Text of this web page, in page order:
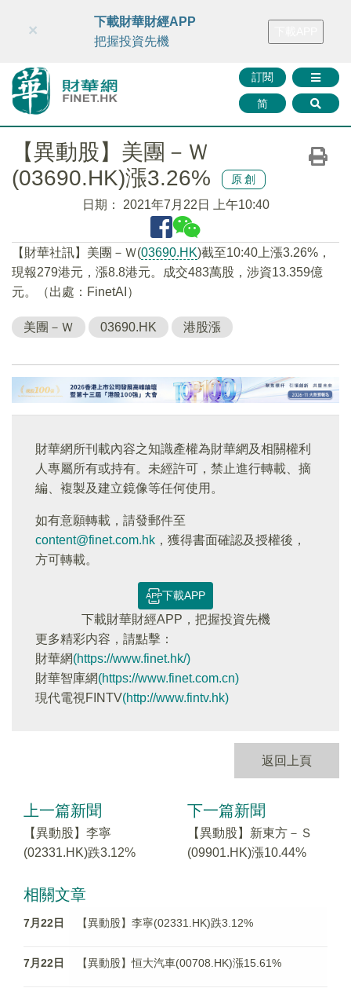
財華智庫網 FINTV FINMETA 財華證券 媒體矩陣
訂閱
简
×
下載財華財經APP
把握投資先機
【異動股】美團－Ｗ
(03690.HK)漲3.26%
原創
日期： 2021年7月22日 上午10:40
【財華社訊】美團－Ｗ(03690.HK)截至10:40上漲3.26%，
現報279港元，漲8.8港元。成交483萬股，涉資13.359億
元。（出處：FinetAI）
美團－Ｗ 03690.HK 港股漲
財華網所刊載內容之知識產權為財華網及相關權利
人專屬所有或持有。未經許可，禁止進行轉載、摘
編、複製及建立鏡像等任何使用。
如有意願轉載，請發郵件至
content@finet.com.hk ，獲得書面確認及授權後，
方可轉載。
下載APP
下載財華財經APP，把握投資先機
更多精彩内容，請點擊：
財華網(https://www.finet.hk/)
財華智庫網(https://www.finet.com.cn)
現代電視FINTV(http://www.fintv.hk)
返回上頁
上一篇新聞
【異動股】李寧
(02331.HK)跌3.12%
下一篇新聞
【異動股】新東方－Ｓ
(09901.HK)漲10.44%
相關文章
7月22日 【異動股】李寧(02331.HK)跌3.12%
7月22日 【異動股】恒大汽車(00708.HK)漲15.61%